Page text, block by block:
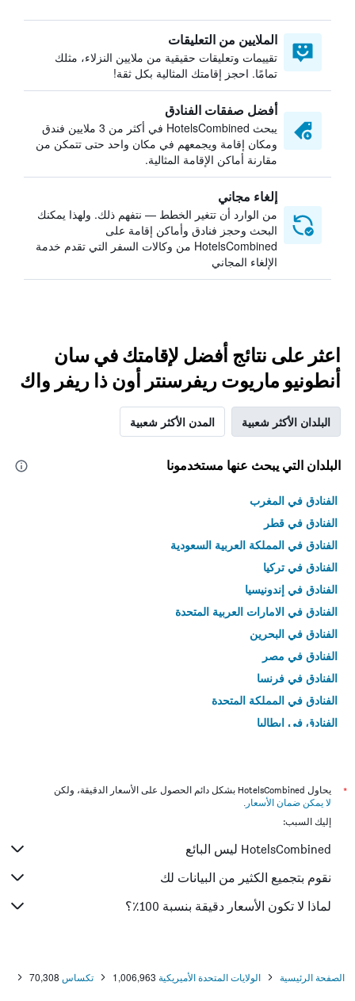
الملايين من التعليقات
تقييمات وتعليقات حقيقية من ملايين النزلاء، مثلك
تمامًا. احجز إقامتك المثالية بكل ثقة!
أفضل صفقات الفنادق
يبحث HotelsCombined في أكثر من 3 ملايين فندق
ومكان إقامة ويجمعهم في مكان واحد حتى تتمكن من
مقارنة أماكن الإقامة المثالية.
إلغاء مجاني
من الوارد أن تتغير الخطط — نتفهم ذلك. ولهذا يمكنك
البحث وحجز فنادق وأماكن إقامة على
HotelsCombined من وكالات السفر التي تقدم خدمة
الإلغاء المجاني
اعثر على نتائج أفضل لإقامتك في سان
أنطونيو ماريوت ريفرسنتر أون ذا ريفر واك
البلدان الأكثر شعبية المدن الأكثر شعبية
البلدان التي يبحث عنها مستخدمونا
الفنادق في المغرب
الفنادق في قطر
الفنادق في المملكة العربية السعودية
الفنادق في تركيا
الفنادق في إندونيسيا
الفنادق في الامارات العربية المتحدة
الفنادق في البحرين
الفنادق في مصر
الفنادق في فرنسا
الفنادق في المملكة المتحدة
الفنادق في إيطاليا
*
يحاول HotelsCombined بشكل دائم الحصول على الأسعار الدقيقة، ولكن
لا يمكن ضمان الأسعار .
إليك السبب:
HotelsCombined ليس البائع
نقوم بتجميع الكثير من البيانات لك
لماذا لا تكون الأسعار دقيقة بنسبة 100٪؟
الصفحة الرئيسية الولايات المتحدة الأميريكية 1,006,963 تكساس 70,308